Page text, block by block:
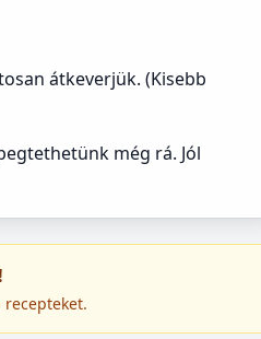
átkeverjük. (Kisebb
még rá. Jól